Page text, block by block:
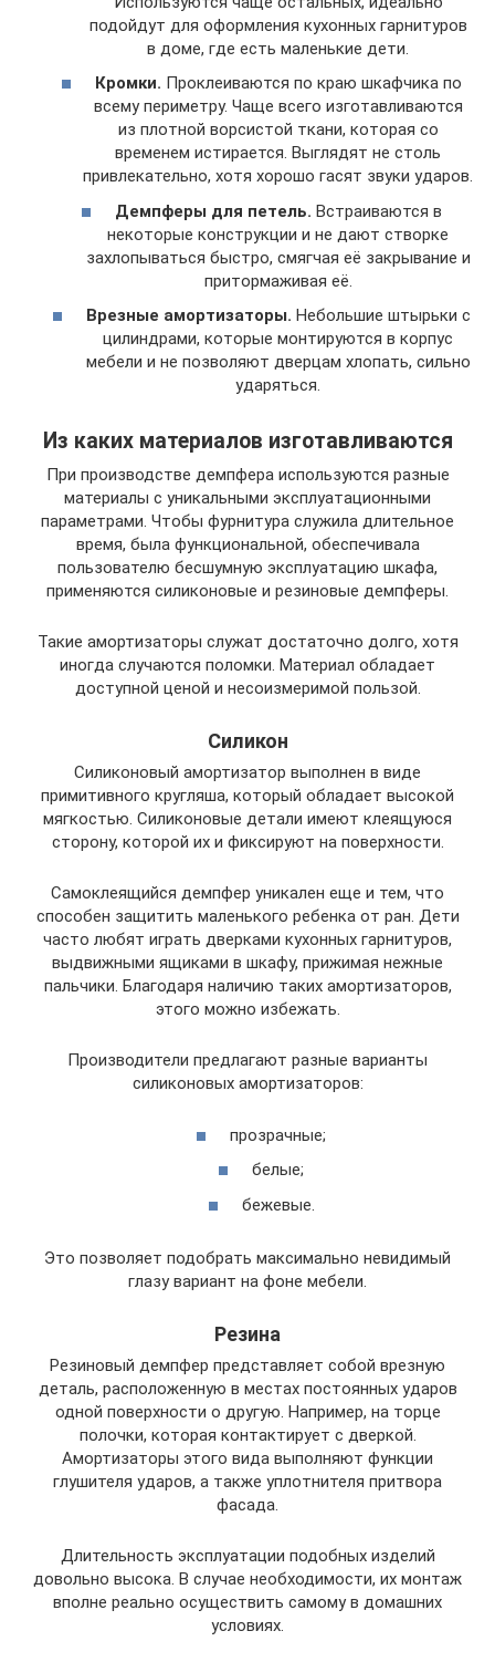
подойдут для оформления кухонных гарнитуров
в доме, где есть маленькие дети.
Кромки. Проклеиваются по краю шкафчика по
всему периметру. Чаще всего изготавливаются
из плотной ворсистой ткани, которая со
временем истирается. Выглядят не столь
привлекательно, хотя хорошо гасят звуки ударов.
Демпферы для петель. Встраиваются в
некоторые конструкции и не дают створке
захлопываться быстро, смягчая её закрывание и
притормаживая её.
Врезные амортизаторы. Небольшие штырьки с
цилиндрами, которые монтируются в корпус
мебели и не позволяют дверцам хлопать, сильно
ударяться.
Из каких материалов изготавливаются
При производстве демпфера используются разные
материалы с уникальными эксплуатационными
параметрами. Чтобы фурнитура служила длительное
время, была функциональной, обеспечивала
пользователю бесшумную эксплуатацию шкафа,
применяются силиконовые и резиновые демпферы.
Такие амортизаторы служат достаточно долго, хотя
иногда случаются поломки. Материал обладает
доступной ценой и несоизмеримой пользой.
Силикон
Силиконовый амортизатор выполнен в виде
примитивного кругляша, который обладает высокой
мягкостью. Силиконовые детали имеют клеящуюся
сторону, которой их и фиксируют на поверхности.
Самоклеящийся демпфер уникален еще и тем, что
способен защитить маленького ребенка от ран. Дети
часто любят играть дверками кухонных гарнитуров,
выдвижными ящиками в шкафу, прижимая нежные
пальчики. Благодаря наличию таких амортизаторов,
этого можно избежать.
Производители предлагают разные варианты
силиконовых амортизаторов:
прозрачные;
белые;
бежевые.
Это позволяет подобрать максимально невидимый
глазу вариант на фоне мебели.
Резина
Резиновый демпфер представляет собой врезную
деталь, расположенную в местах постоянных ударов
одной поверхности о другую. Например, на торце
полочки, которая контактирует с дверкой.
Амортизаторы этого вида выполняют функции
глушителя ударов, а также уплотнителя притвора
фасада.
Длительность эксплуатации подобных изделий
довольно высока. В случае необходимости, их монтаж
вполне реально осуществить самому в домашних
условиях.